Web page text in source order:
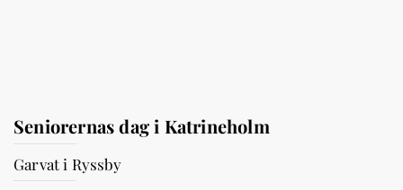
Seniorernas dag i Katrineholm
Garvat i Ryssby